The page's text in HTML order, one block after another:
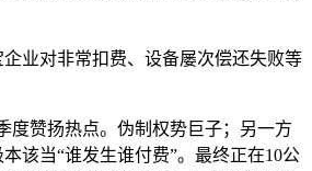
业对非常扣费、设备屡次偿还失败等
赞扬热点。伪制权势巨子；另一方
该当“谁发生谁付费”。最终正在10公